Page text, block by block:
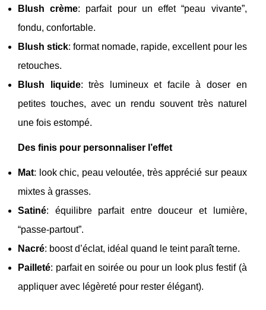
Blush crème: parfait pour un effet “peau vivante”,
fondu, confortable.
Blush stick: format nomade, rapide, excellent pour les
retouches.
Blush liquide: très lumineux et facile à doser en
petites touches, avec un rendu souvent très naturel
une fois estompé.
Des finis pour personnaliser l’effet
Mat: look chic, peau veloutée, très apprécié sur peaux
mixtes à grasses.
Satiné: équilibre parfait entre douceur et lumière,
“passe-partout”.
Nacré: boost d’éclat, idéal quand le teint paraît terne.
Pailleté: parfait en soirée ou pour un look plus festif (à
appliquer avec légèreté pour rester élégant).